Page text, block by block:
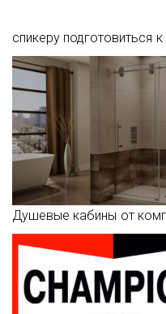
спикеру подготовиться
Душевые кабины от